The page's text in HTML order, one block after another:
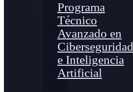
Programa
Técnico
Avanzado en
Ciberseguridad
e Inteligencia
Artificial